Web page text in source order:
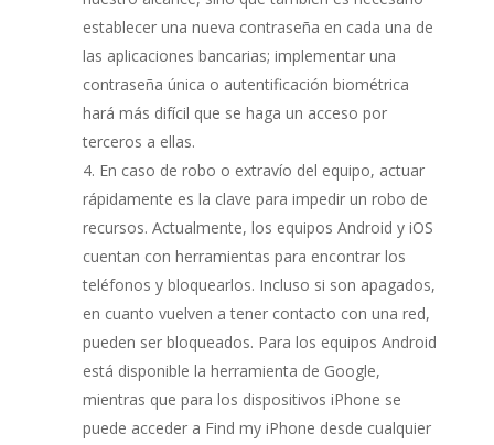
establecer una nueva contraseña en cada una de
las aplicaciones bancarias; implementar una
contraseña única o autentificación biométrica
hará más difícil que se haga un acceso por
terceros a ellas.
En caso de robo o extravío del equipo, actuar
rápidamente es la clave para impedir un robo de
recursos. Actualmente, los equipos Android y iOS
cuentan con herramientas para encontrar los
teléfonos y bloquearlos. Incluso si son apagados,
en cuanto vuelven a tener contacto con una red,
pueden ser bloqueados. Para los equipos Android
está disponible la herramienta de Google,
mientras que para los dispositivos iPhone se
puede acceder a Find my iPhone desde cualquier